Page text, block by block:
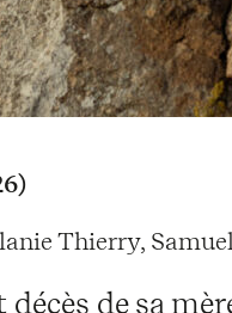
Thierry,
de sa